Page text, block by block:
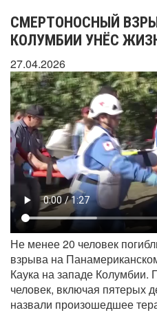
СМЕРТОНОСНЫЙ
КОЛУМБИИ УНЁС
27.04.2026
Не менее 20 человек
взрыва на
Каука на западе Колумбии.
человек, включая пятерых
назвали произошедшее